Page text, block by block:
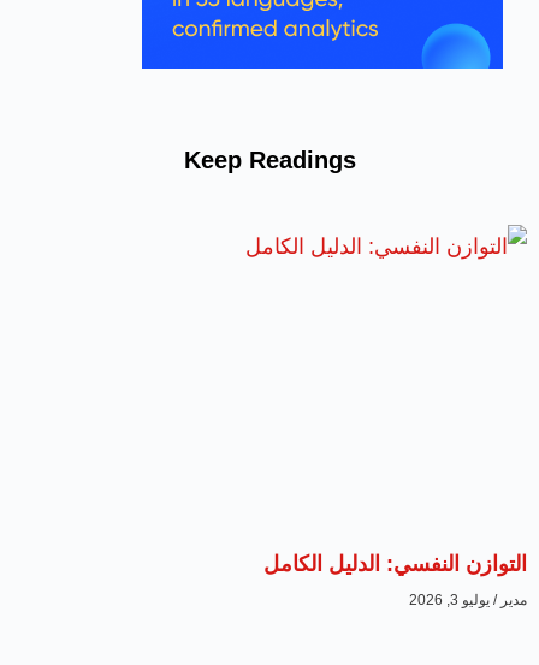
Keep Readings
التوازن النفسي: الدليل الكامل
مدير يوليو 3, 2026